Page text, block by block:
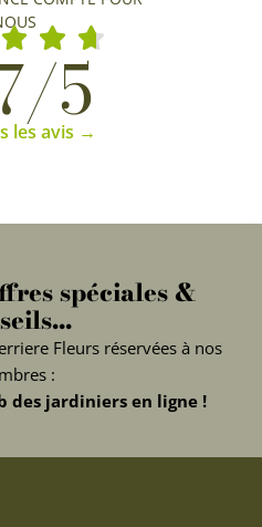
5
les avis →
spéciales &
Fleurs réservées à nos
:
des jardiniers en ligne !